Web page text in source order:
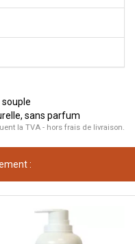
sans parfum
la TVA - hors frais de livraison.
: